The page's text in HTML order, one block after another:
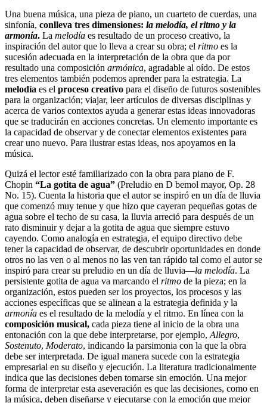
Una buena música, una pieza de piano, un cuarteto de cuerdas, una
sinfonía, conlleva tres dimensiones: la melodía, el ritmo y la
armonía. La melodía es resultado de un proceso creativo, la
inspiración del autor que lo lleva a crear su obra; el ritmo es la
sucesión adecuada en la interpretación de la obra que da por
resultado una composición armónica, agradable al oído. De estos
tres elementos también podemos aprender para la estrategia. La
melodía es el proceso creativo para el diseño de futuros sostenibles
para la organización; viajar, leer artículos de diversas disciplinas y
acerca de varios contextos ayuda a generar estas ideas innovadoras
que se traducirán en acciones concretas. Un elemento importante es
la capacidad de observar y de conectar elementos existentes para
crear uno nuevo. Para ilustrar estas ideas, nos apoyamos en la
música.
Quizá el lector esté familiarizado con la obra para piano de F.
Chopin “La gotita de agua” (Preludio en D bemol mayor, Op. 28
No. 15). Cuenta la historia que el autor se inspiró en un día de lluvia
que comenzó muy tenue y que hizo que cayeran pequeñas gotas de
agua sobre el techo de su casa, la lluvia arreció para después de un
rato disminuir y dejar a la gotita de agua que siempre estuvo
cayendo. Como analogía en estrategia, el equipo directivo debe
tener la capacidad de observar, de descubrir oportunidades en donde
otros no las ven o al menos no las ven tan rápido tal como el autor se
inspiró para crear su preludio en un día de lluvia—la melodía. La
persistente gotita de agua va marcando el ritmo de la pieza; en la
organización, estos pueden ser los proyectos, los procesos y las
acciones específicas que se alinean a la estrategia definida y la
armonía es el resultado de la melodía y el ritmo. En línea con la
composición musical, cada pieza tiene al inicio de la obra una
entonación con la que debe interpretarse, por ejemplo,Allegro,
Sostenuto, Moderato, indicando la parsimonia con la que la obra
debe ser interpretada. De igual manera sucede con la estrategia
empresarial en su diseño y ejecución. La literatura tradicionalmente
indica que las decisiones deben tomarse sin emoción. Una mejor
forma de interpretar esta aseveración es que las decisiones, como en
la música, deben diseñarse y ejecutarse con la emoción que mejor